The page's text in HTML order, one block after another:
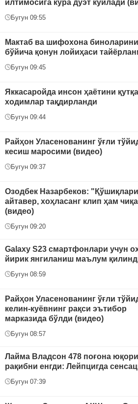
илтимосига кўра дуэт куйлади
Бугун 09:55
Мактаб ва шифохона
бўйича қонун лойиҳаси
Бугун 09:45
Яккасаройда инсон ҳаётини
ходимлар тақдирланди
Бугун 09:44
Райҳон Уласенованинг ўғли
кесиш маросими (видео)
Бугун 09:37
Озодбек Назарбеков:
айтавер, хоҳласанг клип ҳам
(видео)
Бугун 09:20
Galaxy S23 смартфонлари учун
йирик янгиланиш маълум
Бугун 08:59
Райҳон Уласенованинг ўғли
келин-куёвнинг рақси эътибор
марказида бўлди (видео)
Бугун 08:57
Лайма Владсон 478 поғона
рақибни енгди: Лейпцигда
Бугун 07:39